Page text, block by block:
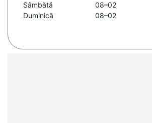
Sâmbătă
08–02
Duminică
08–02